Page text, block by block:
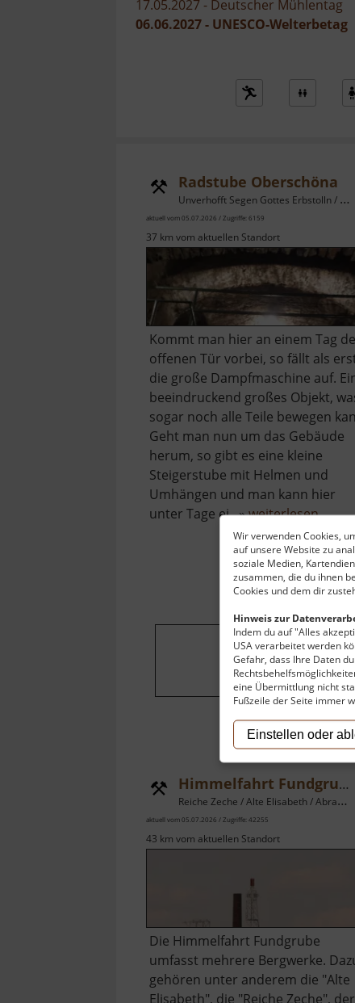
Wir verwenden Cookies,
auf unsere Website zu
soziale Medien,
zusammen, die du ihnen
Cookies und dem dir
Hinweis zur
Indem du auf "Alles
USA verarbeitet werden
Gefahr, dass Ihre Daten
eine Übermittlung nicht
Fußzeile der Seite immer
Einstellen oder
17.05.2027 - Deutscher Mühlentag
06.06.2027 - UNESCO-Welterbetag
Radstube Oberschöna
Unverhofft Segen Gottes Erbstolln / Osterzgebirge
aktuell vom 05.07.2026 / Zugriffe: 6159
37 km vom aktuellen Standort
Kommt man hier an einem Tag
offenen Tür vorbei, so fällt als
die große Dampfmaschine auf.
beeindruckend großes Objekt,
sogar noch alle Teile bewegen
Geht man nun um das Gebäude
herum, so gibt es eine kleine
Steigerstube mit Helmen und
Umhängen und man kann hier
unter Tage ei.. »weiterlesenüber
Um dieses
Himmelfahrt Fundgrube Freiberg
Reiche Zeche / Alte Elisabeth / Abrahamschacht / Rote Grube / Osterzgebirge
aktuell vom 05.07.2026 / Zugriffe: 42255
43 km vom aktuellen Standort
Die Himmelfahrt Fundgrube
umfasst mehrere Bergwerke.
gehören unter anderem die "Alte
Elisabeth", die "Reiche Zeche", der